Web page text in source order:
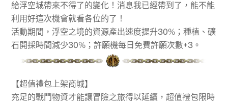
給浮空城帶來不得了的變化！消息我已經帶到了，能不能
利用好這次機會就看各位的了！
活動期間，浮空之境的資源產出速度提升30%；種植、礦
石開採時間減少30%；許願機每日免費許願次數+3。
【超值禮包上架商城】
充足的戰鬥物資才能讓冒險之旅得以延續，超值禮包限時